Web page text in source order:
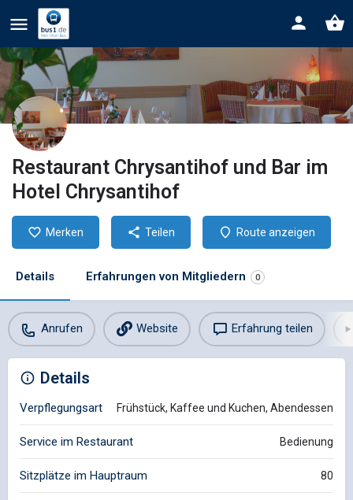
Restaurant Chrysantihof und Bar im
Hotel Chrysantihof
Merken Teilen Route anzeigen
Details Erfahrungen von Mitgliedern 0
Anrufen Website Erfahrung teilen
Details
Verpflegungsart Frühstück, Kaffee und Kuchen, Abendessen
Service im Restaurant Bedienung
Sitzplätze im Hauptraum 80